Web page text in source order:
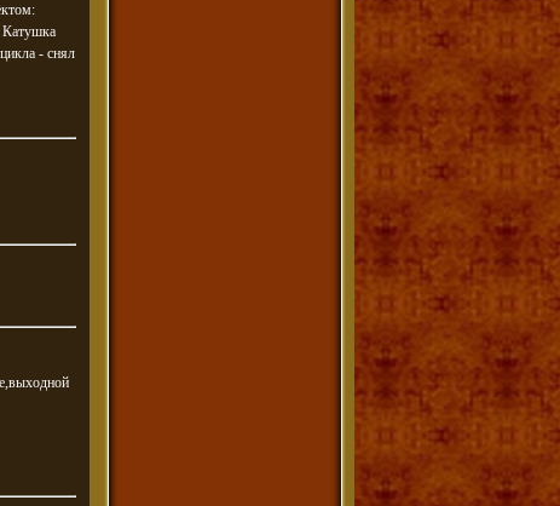
Катушка
- снял